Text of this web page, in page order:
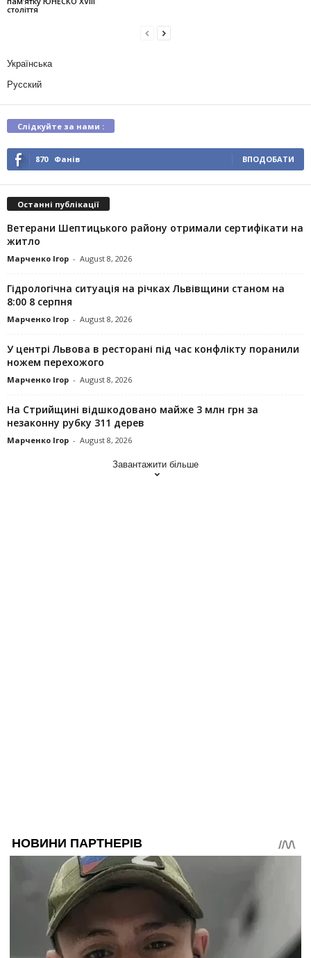
століття
Українська
Русский
Слідкуйте за нами :
870 Фанів ВПОДОБАТИ
Останні публікації
Ветерани Шептицького району отримали сертифікати на
житло
Марченко Ігор - August 8, 2026
Гідрологічна ситуація на річках Львівщини станом на
8:00 8 серпня
Марченко Ігор - August 8, 2026
У центрі Львова в ресторані під час конфлікту поранили
ножем перехожого
Марченко Ігор - August 8, 2026
На Стрийщині відшкодовано майже 3 млн грн за
незаконну рубку 311 дерев
Марченко Ігор - August 8, 2026
Завантажити більше